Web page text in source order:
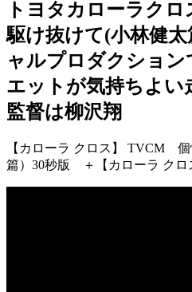
トヨタカローラク
駆け抜けて(小林健太
ャルプロダクショ
エットが気持ちよい
監督は柳沢翔
【カローラ クロス】 TVCM
篇）30秒版 ＋【カローラ クロ